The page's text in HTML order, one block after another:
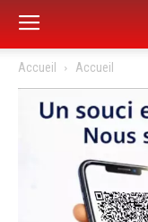
Accueil Accueil